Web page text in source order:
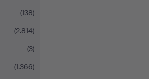
(138)
(2.814)
(3)
(1.366)